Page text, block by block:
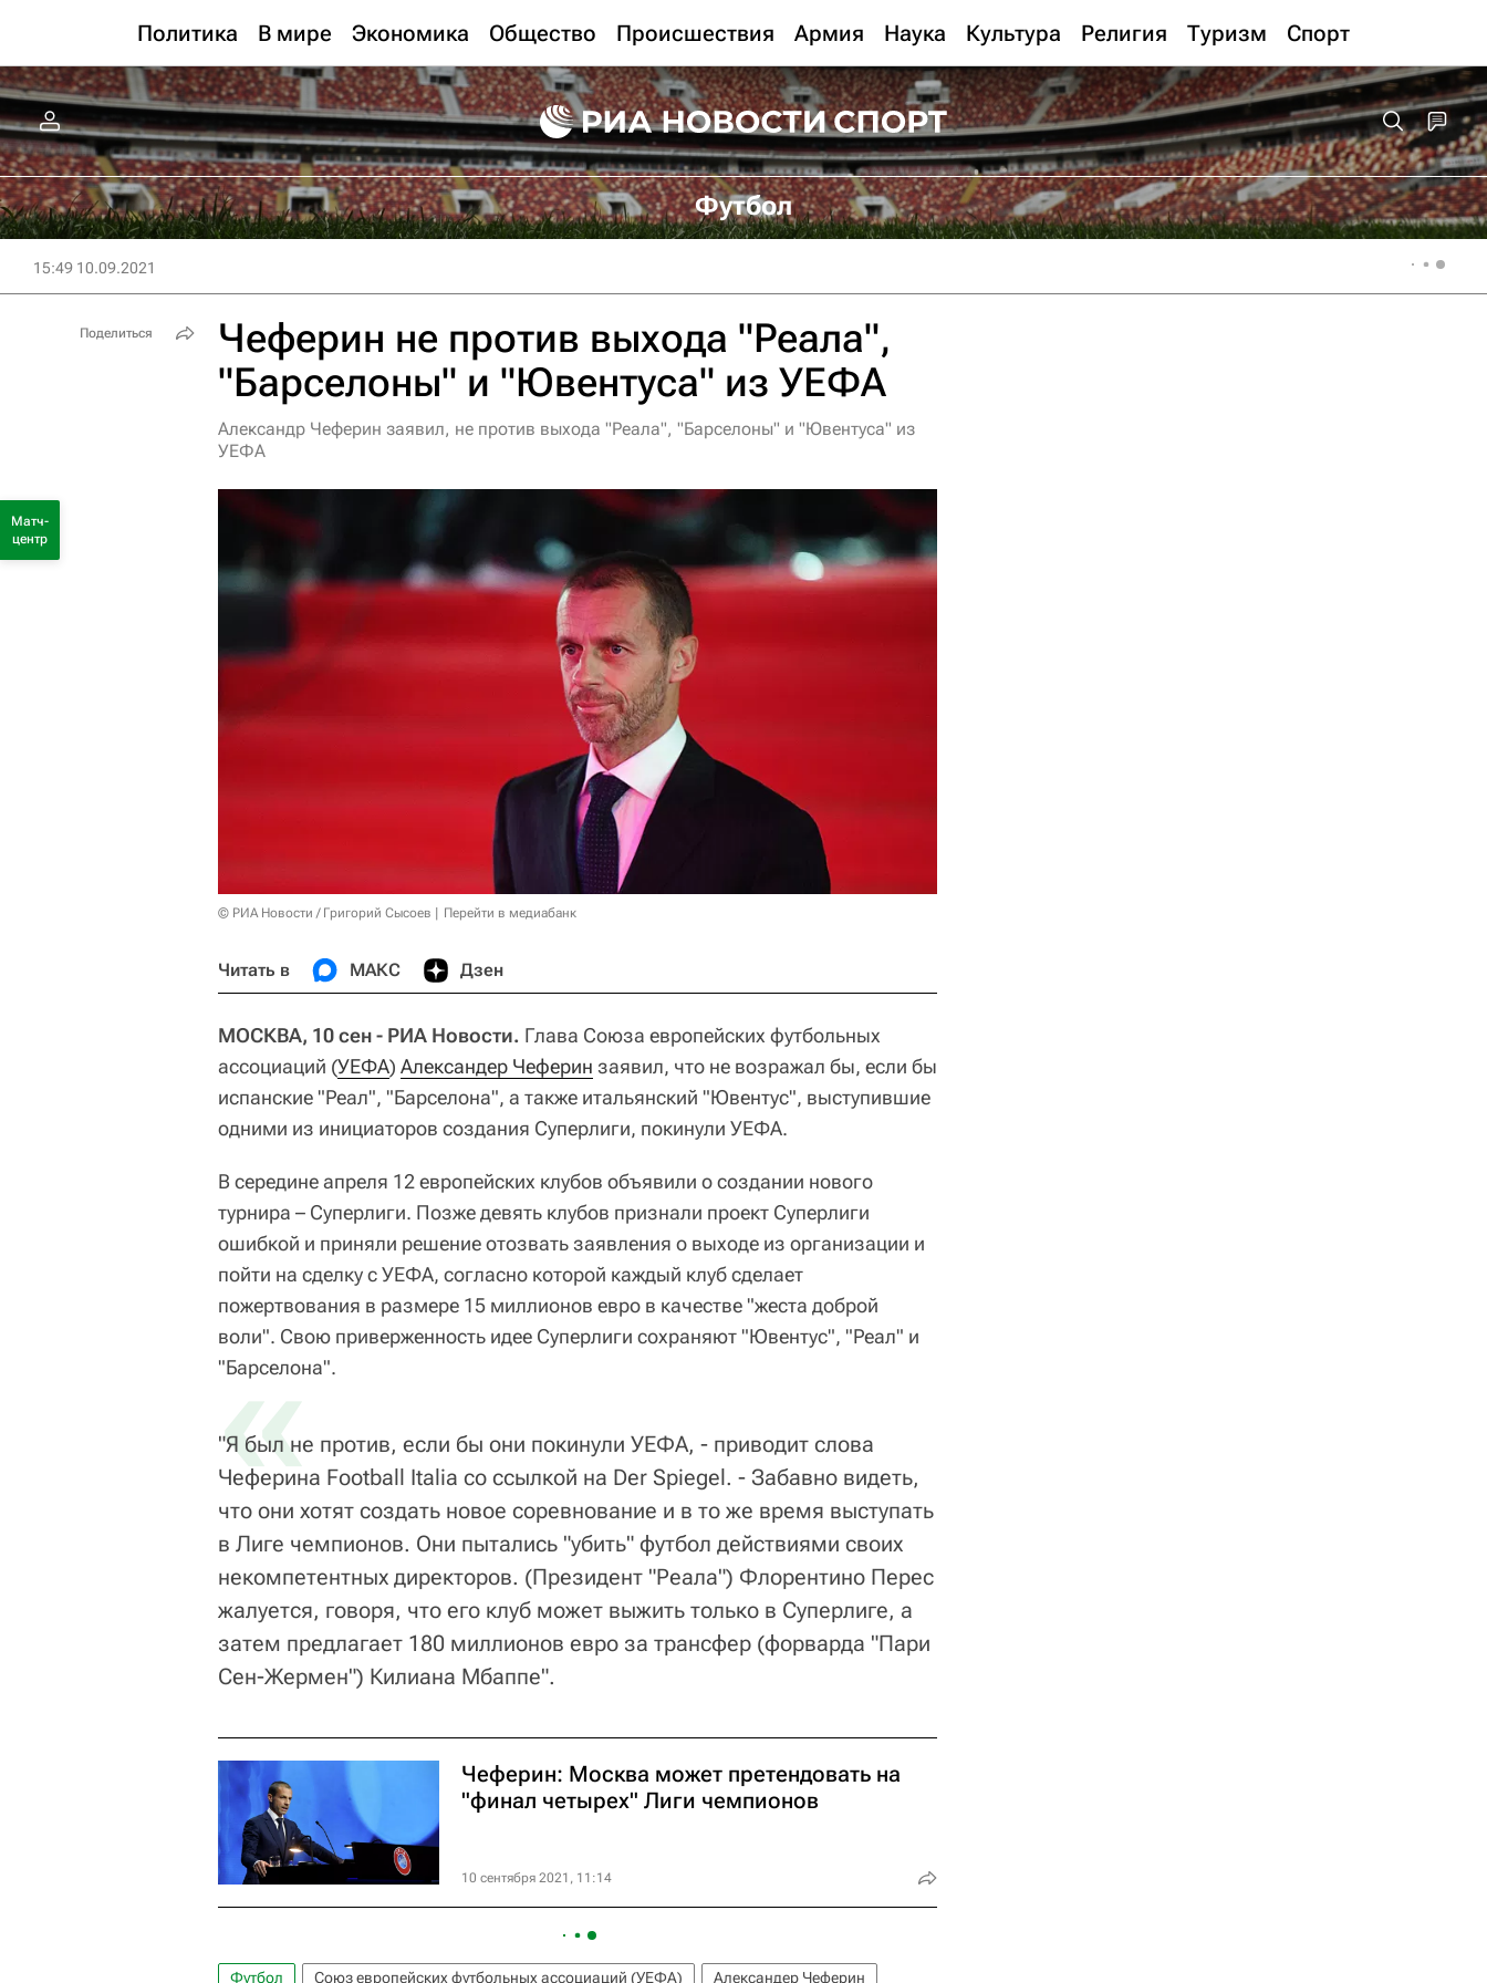
Политика В мире Экономика Общество Происшествия Армия Наука Культура Религия Туризм Спорт
Футбол
15:49 10.09.2021
Чеферин не против выхода "Реала",
"Барселоны" и "Ювентуса" из УЕФА
Александр Чеферин заявил, не против выхода "Реала", "Барселоны" и "Ювентуса" из
УЕФА
© РИА Новости / Григорий Сысоев Перейти в медиабанк
Читать в МАКС Дзен
МОСКВА, 10 сен - РИА Новости. Глава Союза европейских футбольных
ассоциаций (УЕФА) Александер Чеферин заявил, что не возражал бы, если бы
испанские "Реал", "Барселона", а также итальянский "Ювентус", выступившие
одними из инициаторов создания Суперлиги, покинули УЕФА.
В середине апреля 12 европейских клубов объявили о создании нового
турнира – Суперлиги. Позже девять клубов признали проект Суперлиги
ошибкой и приняли решение отозвать заявления о выходе из организации и
пойти на сделку с УЕФА, согласно которой каждый клуб сделает
пожертвования в размере 15 миллионов евро в качестве "жеста доброй
воли". Свою приверженность идее Суперлиги сохраняют "Ювентус", "Реал" и
"Барселона".
«
"Я был не против, если бы они покинули УЕФА, - приводит слова
Чеферина Football Italia со ссылкой на Der Spiegel. - Забавно видеть,
что они хотят создать новое соревнование и в то же время выступать
в Лиге чемпионов. Они пытались "убить" футбол действиями своих
некомпетентных директоров. (Президент "Реала") Флорентино Перес
жалуется, говоря, что его клуб может выжить только в Суперлиге, а
затем предлагает 180 миллионов евро за трансфер (форварда "Пари
Сен-Жермен") Килиана Мбаппе".
Чеферин: Москва может претендовать на
"финал четырех" Лиги чемпионов
10 сентября 2021, 11:14
Футбол Союз европейских футбольных ассоциаций (УЕФА) Александер Чеферин
Поделиться
Матч-
центр